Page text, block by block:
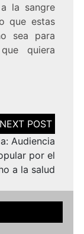
la sangre
que estas
sea para
quiera
Audiencia
por el
a la salud